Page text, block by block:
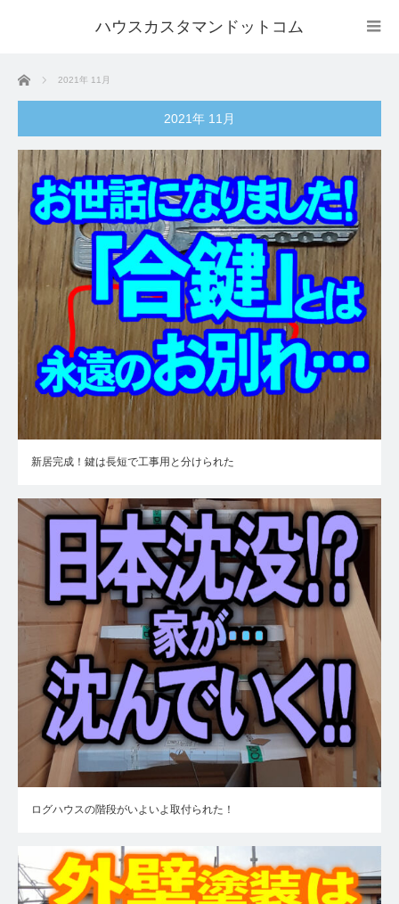
ハウスカスタマンドットコム
ホーム 2021年 11月
2021年 11月
新居完成！鍵は長短で工事用と分けられた
ログハウスの階段がいよいよ取付られた！